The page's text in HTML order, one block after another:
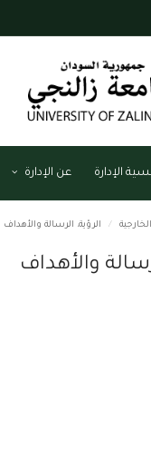
الإدارة عن الإدارة
الرؤية، الرسالة والأهداف
والأهداف